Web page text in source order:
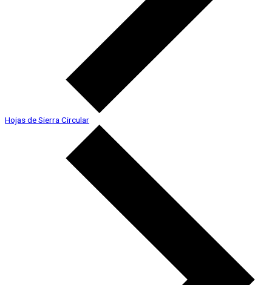
Hojas de Sierra Circular